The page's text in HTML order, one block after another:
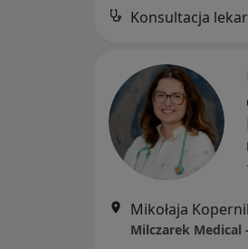
Mikołaja
Milczarek